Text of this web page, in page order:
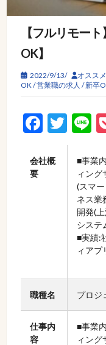
【フルリモー
OK】
2022/9/13/ オスス
OK/営業職の求人 /新卒
会社概
要
■事業
ィング
(スマ
ネス業
開発(
システ
■実績:
ィアプ
職種名 プロジ
仕事内
容
■事業
ィング